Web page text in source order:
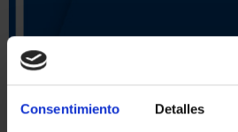
Consentimiento Detalles